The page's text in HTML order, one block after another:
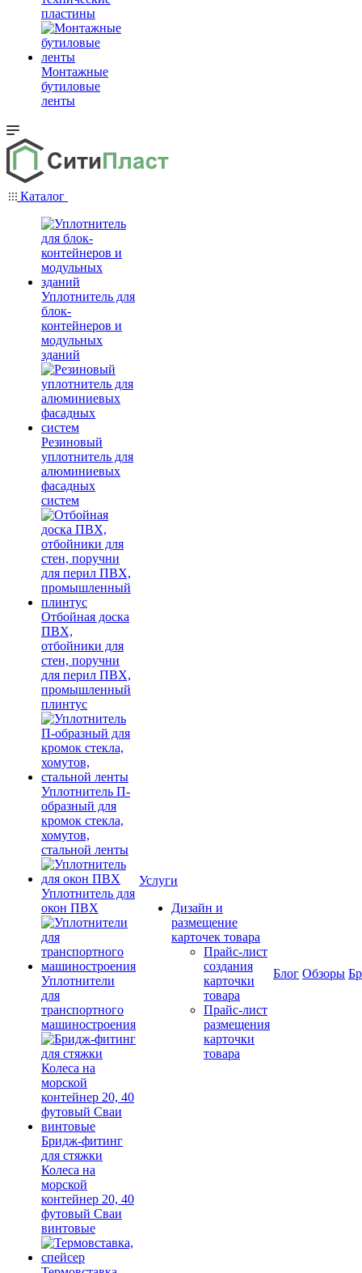
пластины
Монтажные
бутиловые
ленты
Каталог
Уплотнитель для
блок-
контейнеров и
модульных
зданий
Резиновый
уплотнитель для
алюминиевых
фасадных
систем
Отбойная доска
ПВХ,
отбойники для
стен, поручни
для перил ПВХ,
промышленный
плинтус
Уплотнитель П-
образный для
кромок стекла,
хомутов,
стальной ленты
Уплотнитель для
окон ПВХ
Уплотнители
для
транспортного
машиностроения
Бридж-фитинг
для стяжки
Колеса на
морской
контейнер 20, 40
футовый Сваи
винтовые
Услуги
Дизайн и
размещение
карточек товара
Прайс-лист
создания
карточки
товара
Прайс-лист
размещения
карточки
товара
Блог Обзоры